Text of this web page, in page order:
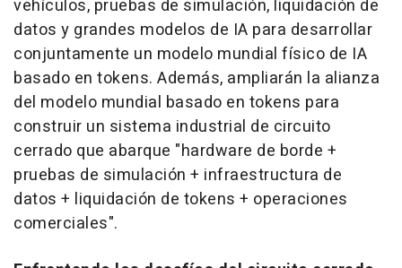
vehículos, pruebas de simulación, liquidación de
datos y grandes modelos de IA para desarrollar
conjuntamente un modelo mundial físico de IA
basado en tokens. Además, ampliarán la alianza
del modelo mundial basado en tokens para
construir un sistema industrial de circuito
cerrado que abarque "hardware de borde +
pruebas de simulación + infraestructura de
datos + liquidación de tokens + operaciones
comerciales".